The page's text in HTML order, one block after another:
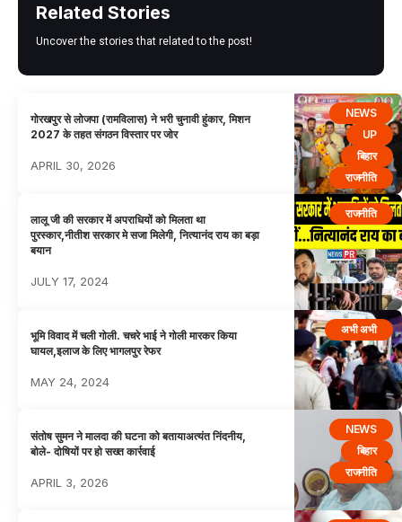
Related Stories
Uncover the stories that related to the post!
NEWS
UP
बिहार
राजनीति
गोरखपुर से लोजपा (रामविलास) ने भरी चुनावी हुंकार, मिशन
2027 के तहत संगठन विस्तार पर जोर
APRIL 30, 2026
राजनीति
लालू जी की सरकार में अपराधियों को मिलता था
पुरस्कार,नीतीश सरकार मे सजा मिलेगी, नित्यानंद राय का बड़ा
बयान
JULY 17, 2024
अभी अभी
भूमि विवाद में चली गोली. चचरे भाई ने गोली मारकर किया
घायल,इलाज के लिए भागलपुर रेफर
MAY 24, 2024
NEWS
बिहार
राजनीति
संतोष सुमन ने मालदा की घटना को बतायाअत्यंत निंदनीय,
बोले- दोषियों पर हो सख्त कार्रवाई
APRIL 3, 2026